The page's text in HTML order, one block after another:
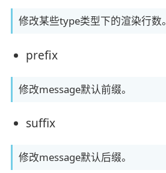
修改某些type类型下的渲染行数。
prefix
修改message默认前缀。
suffix
修改message默认后缀。